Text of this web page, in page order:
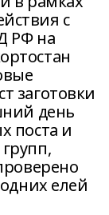
с
РФ на
заготовки
день
поста и
елей